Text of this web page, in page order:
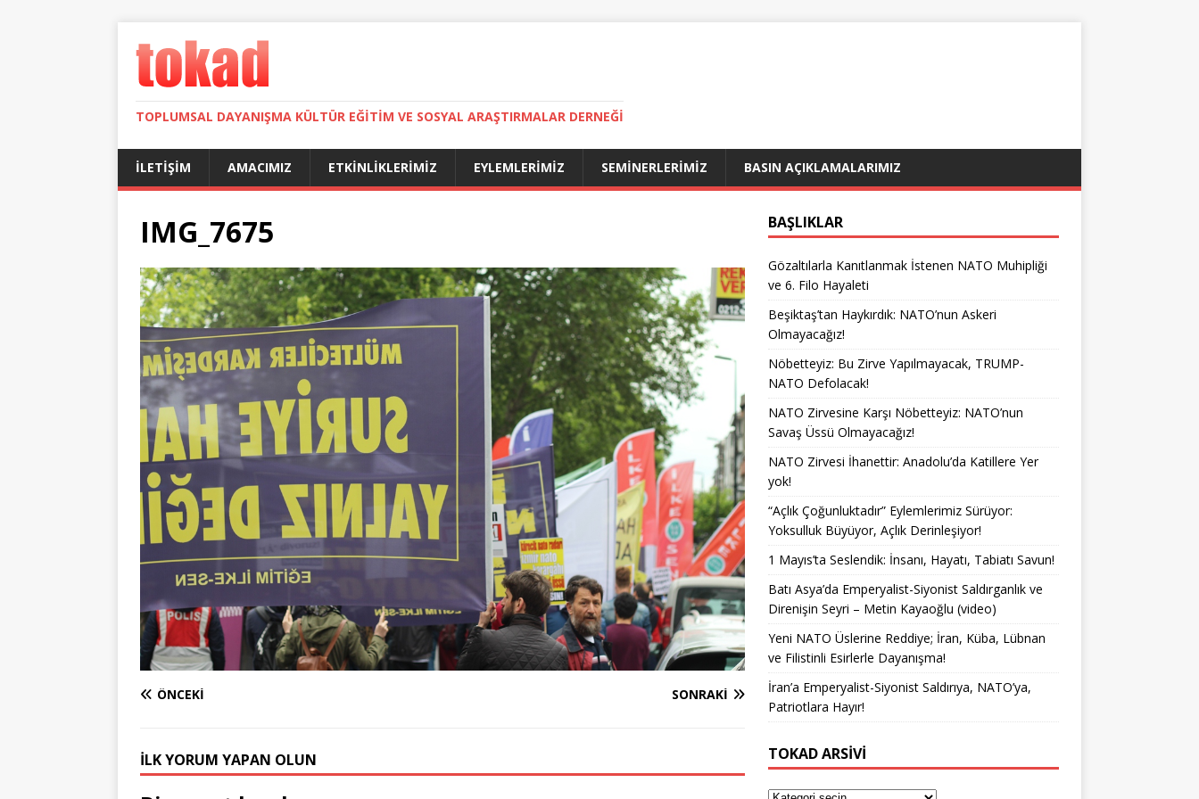
TOPLUMSAL DAYANIŞMA KÜLTÜR EĞITIM VE SOSYAL ARAŞTIRMALAR DERNEĞI
İLETIŞIM AMACIMIZ ETKINLIKLERIMIZ EYLEMLERIMIZ SEMINERLERIMIZ BASIN AÇIKLAMALARIMIZ
IMG_7675
ÖNCEKI SONRAKI
İLK YORUM YAPAN OLUN
BAŞLIKLAR
Gözaltılarla Kanıtlanmak İstenen NATO Muhipliği
ve 6. Filo Hayaleti
Beşiktaş’tan Haykırdık: NATO’nun Askeri
Olmayacağız!
Nöbetteyiz: Bu Zirve Yapılmayacak, TRUMP-
NATO Defolacak!
NATO Zirvesine Karşı Nöbetteyiz: NATO’nun
Savaş Üssü Olmayacağız!
NATO Zirvesi İhanettir: Anadolu’da Katillere Yer
yok!
“Açlık Çoğunluktadır” Eylemlerimiz Sürüyor:
Yoksulluk Büyüyor, Açlık Derinleşiyor!
1 Mayıs’ta Seslendik: İnsanı, Hayatı, Tabiatı Savun!
Batı Asya’da Emperyalist-Siyonist Saldırganlık ve
Direnişin Seyri – Metin Kayaoğlu (video)
Yeni NATO Üslerine Reddiye; İran, Küba, Lübnan
ve Filistinli Esirlerle Dayanışma!
İran’a Emperyalist-Siyonist Saldırıya, NATO’ya,
Patriotlara Hayır!
TOKAD ARSIVI